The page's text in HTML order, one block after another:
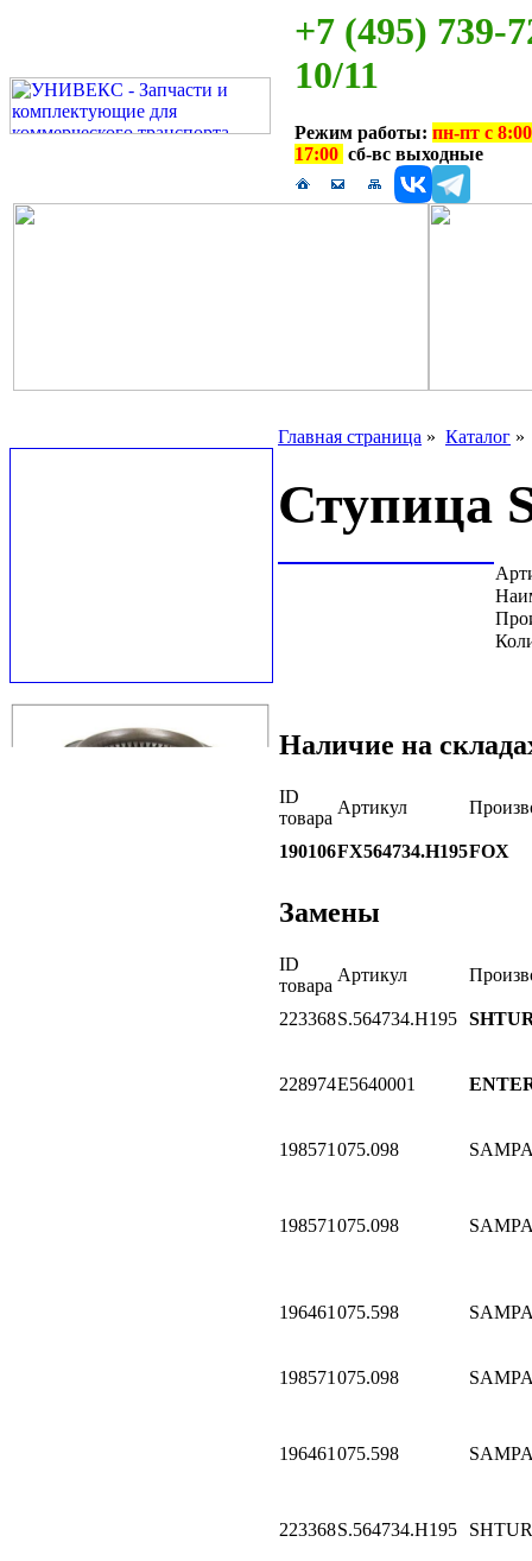
+7 (495) 739-
10/11
Режим работы: пн-пт с
17:00 сб-вс выходные
Главная страница » Каталог
Ступица
Наличие на
ID
товара
Артикул
190106FX564734.H195FOX
Замены
ID
товара
Артикул
223368S.564734.H195
228974E5640001
198571 075.098
198571 075.098
196461 075.598
198571 075.098
196461 075.598
223368S.564734.H195